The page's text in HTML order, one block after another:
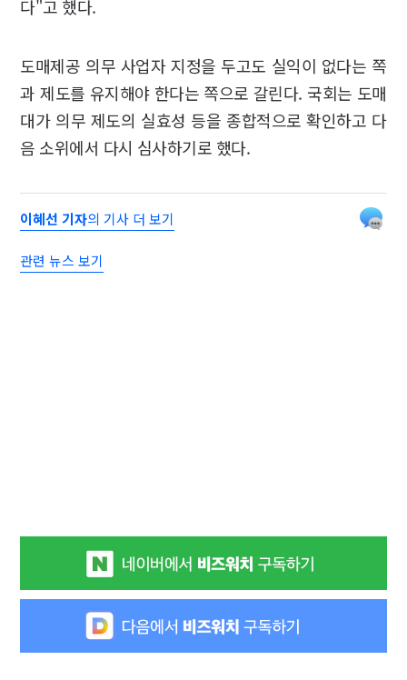
다"고 했다.
도매제공 의무 사업자 지정을 두고도 실익이 없다는 쪽
과 제도를 유지해야 한다는 쪽으로 갈린다. 국회는 도매
대가 의무 제도의 실효성 등을 종합적으로 확인하고 다
음 소위에서 다시 심사하기로 했다.
이혜선 기자의 기사 더 보기
관련 뉴스 보기